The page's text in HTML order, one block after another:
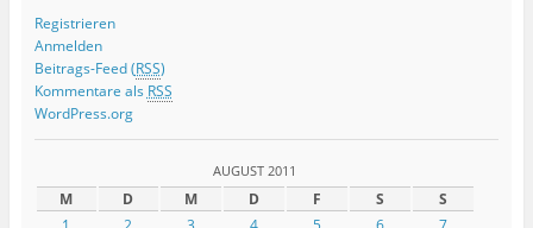
Registrieren
Anmelden
Beitrags-Feed (RSS)
Kommentare als RSS
WordPress.org
AUGUST 2011
M D M D F S S